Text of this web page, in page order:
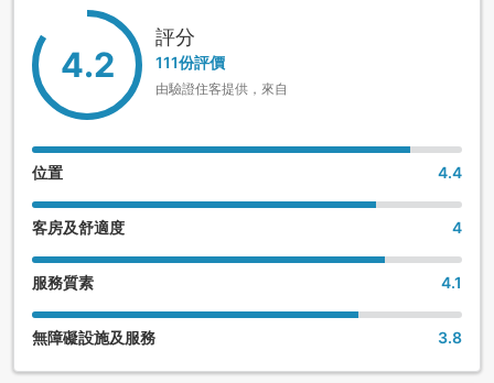
4.2
評分
111份評價
由驗證住客提供，來自
位置 4.4
客房及舒適度 4
服務質素 4.1
無障礙設施及服務 3.8